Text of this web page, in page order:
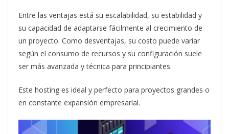
Entre las ventajas está su escalabilidad, su estabilidad y
su capacidad de adaptarse fácilmente al crecimiento de
un proyecto. Como desventajas, su costo puede variar
según el consumo de recursos y su configuración suele
ser más avanzada y técnica para principiantes.
Este hosting es ideal y perfecto para proyectos grandes o
en constante expansión empresarial.